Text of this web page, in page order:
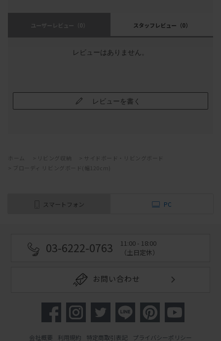
ユーザーレビュー （0） スタッフレビュー （0）
レビューはありません。
レビューを書く
ホーム リビング収納
サイドボード・リビングボード
ブローディ リビングボード(幅120cm)
スマートフォン PC
03-6222-0763
11:00 - 18:00
（土日定休）
お問い合わせ
会社概要 利用規約 特定商取引表記 プライバシーポリシー